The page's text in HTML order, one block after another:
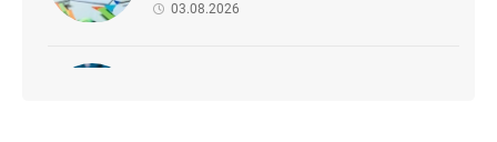
03.08.2026